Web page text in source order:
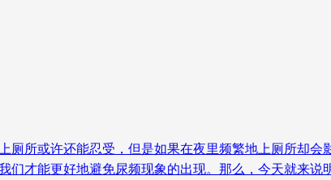
所或许还能忍受，但是如果在夜里频繁地上厕所却会
才能更好地避免尿频现象的出现。那么，今天就来说